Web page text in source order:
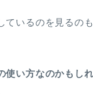
ているのを見るの
使い方なのかもしれ